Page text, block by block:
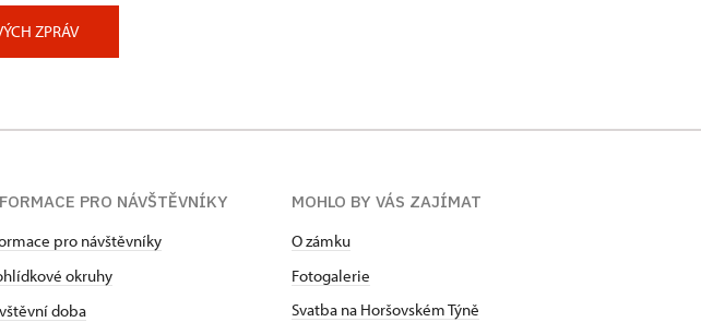
ZPRÁV
PRO NÁVŠTĚVNÍKY
pro návštěvníky
okruhy
doba
MOHLO BY VÁS ZAJÍMAT
O zámku
Fotogalerie
Svatba na Horšovském Týně